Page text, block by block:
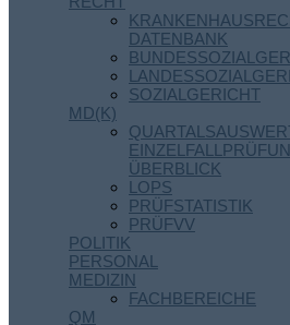
DATENBANK
SOZIALGERICHT
MD(K)
ÜBERBLICK
LOPS
PRÜFSTATISTIK
PRÜFVV
POLITIK
PERSONAL
MEDIZIN
FACHBEREICHE
QM